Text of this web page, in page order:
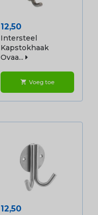
Prijs
12,50
Intersteel
Kapstokhaak
Ovaa...
shopping_cart Voeg toe
Prijs
12,50